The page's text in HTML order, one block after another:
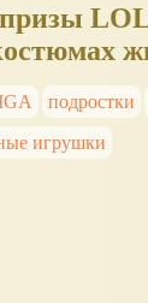
LOL
подростки
игрушки